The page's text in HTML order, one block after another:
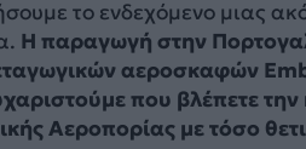
το ενδεχόμενο μιας
Η παραγωγή στην
αεροσκαφών
που βλέπετε
Αεροπορίας με τόσο